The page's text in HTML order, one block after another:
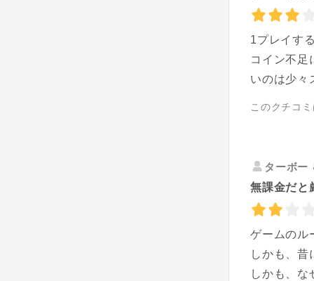
1プレイす
コイン不足
いのは少
このクチコ
ターボー
無課金だと
ゲームのル
しかも、昔
しかも、